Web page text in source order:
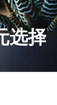
选择